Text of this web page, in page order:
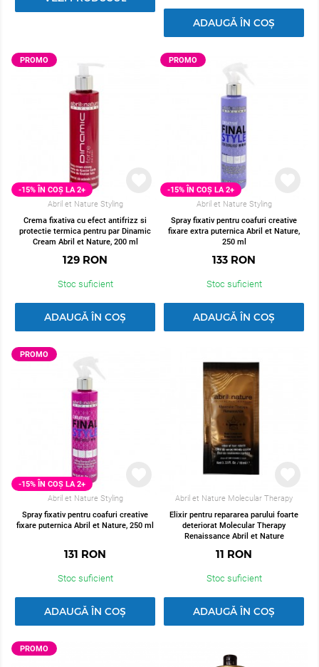
ADAUGĂ ÎN COȘ
-15% ÎN COȘ LA 2+
Abril et Nature Styling
Crema fixativa cu efect antifrizz si
protectie termica pentru par Dinamic
Cream Abril et Nature, 200 ml
129 RON
PROMO
Stoc suficient
ADAUGĂ ÎN COȘ
-15% ÎN COȘ LA 2+
Abril et Nature Styling
Spray fixativ pentru coafuri creative
fixare extra puternica Abril et Nature,
250 ml
133 RON
PROMO
Stoc suficient
ADAUGĂ ÎN COȘ
-15% ÎN COȘ LA 2+
Abril et Nature Styling
Spray fixativ pentru coafuri creative
fixare puternica Abril et Nature, 250 ml
131 RON
PROMO
Stoc suficient
ADAUGĂ ÎN COȘ
Abril et Nature Molecular Therapy
Elixir pentru repararea parului foarte
deteriorat Molecular Therapy
Renaissance Abril et Nature
11 RON
Stoc suficient
ADAUGĂ ÎN COȘ
PROMO